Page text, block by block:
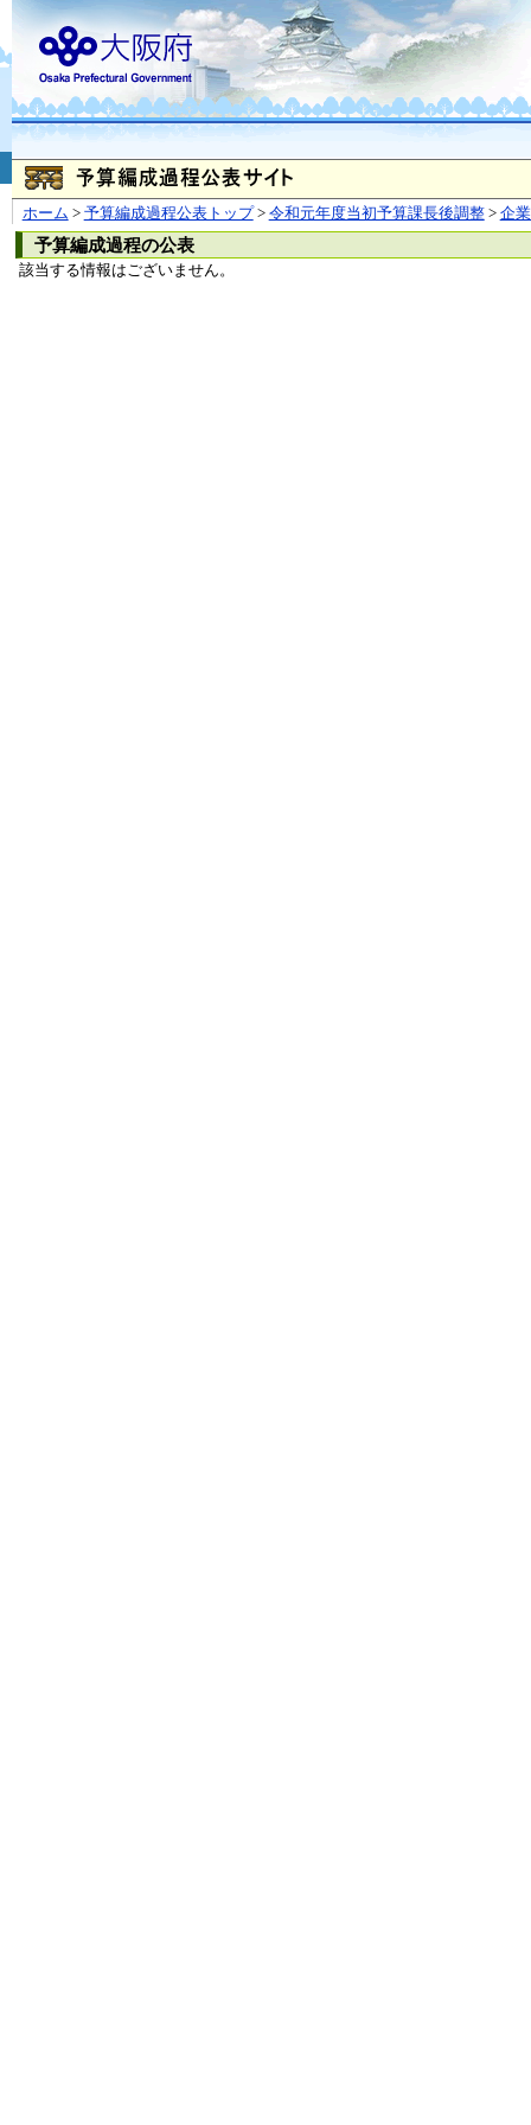
ホーム > 予算編成過程公表トップ> 令和元年度当初予算課長後調整> 企
予算編成過程の公表
該当する情報はございません。
お問合せ
大阪府
（法人番号 4000020270008）
本庁 〒540-8570
大阪市
〒559-8555